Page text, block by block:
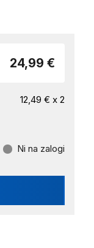
24,99 €
12,49 € x 2
Ni na zalogi